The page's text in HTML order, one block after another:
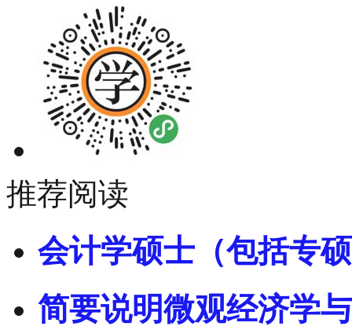
推荐阅读
会计学硕士（包括专
简要说明微观经济学